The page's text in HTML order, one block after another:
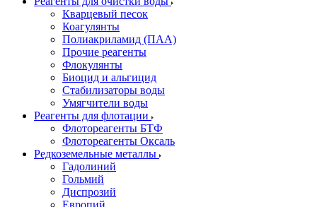
Кварцевый песок
Коагулянты
Полиакриламид (ПАА)
Прочие реагенты
Флокулянты
Биоцид и альгицид
Стабилизаторы воды
Умягчители воды
Реагенты для флотации
Флотореагенты БТФ
Флотореагенты Оксаль
Редкоземельные металлы
Гадолиний
Гольмий
Диспрозий
Европий